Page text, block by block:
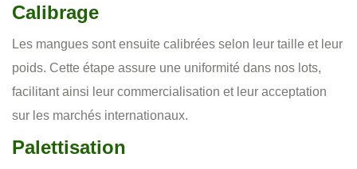
Calibrage
Les mangues sont ensuite calibrées selon leur taille et leur
poids. Cette étape assure une uniformité dans nos lots,
facilitant ainsi leur commercialisation et leur acceptation
sur les marchés internationaux.
Palettisation